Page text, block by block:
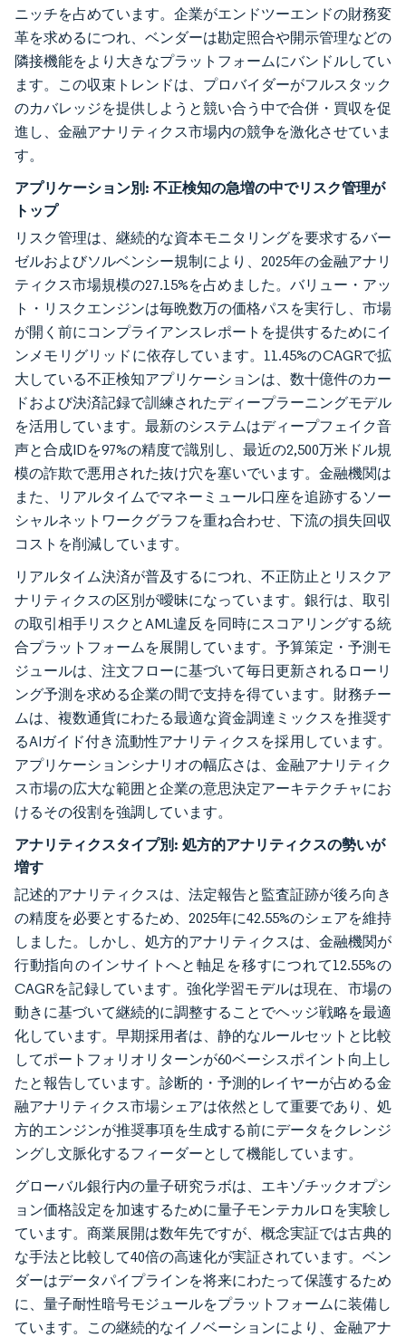
ニッチを占めています。企業がエンドツーエンドの財務変
革を求めるにつれ、ベンダーは勘定照合や開示管理などの
隣接機能をより大きなプラットフォームにバンドルしてい
ます。この収束トレンドは、プロバイダーがフルスタック
のカバレッジを提供しようと競い合う中で合併・買収を促
進し、金融アナリティクス市場内の競争を激化させていま
す。
アプリケーション別: 不正検知の急増の中でリスク管理が
トップ
リスク管理は、継続的な資本モニタリングを要求するバー
ゼルおよびソルベンシー規制により、2025年の金融アナリ
ティクス市場規模の27.15%を占めました。バリュー・アッ
ト・リスクエンジンは毎晩数万の価格パスを実行し、市場
が開く前にコンプライアンスレポートを提供するためにイ
ンメモリグリッドに依存しています。11.45%のCAGRで拡
大している不正検知アプリケーションは、数十億件のカー
ドおよび決済記録で訓練されたディープラーニングモデル
を活用しています。最新のシステムはディープフェイク音
声と合成IDを97%の精度で識別し、最近の2,500万米ドル規
模の詐欺で悪用された抜け穴を塞いでいます。金融機関は
また、リアルタイムでマネーミュール口座を追跡するソー
シャルネットワークグラフを重ね合わせ、下流の損失回収
コストを削減しています。
リアルタイム決済が普及するにつれ、不正防止とリスクア
ナリティクスの区別が曖昧になっています。銀行は、取引
の取引相手リスクとAML違反を同時にスコアリングする統
合プラットフォームを展開しています。予算策定・予測モ
ジュールは、注文フローに基づいて毎日更新されるローリ
ング予測を求める企業の間で支持を得ています。財務チー
ムは、複数通貨にわたる最適な資金調達ミックスを推奨す
るAIガイド付き流動性アナリティクスを採用しています。
アプリケーションシナリオの幅広さは、金融アナリティク
ス市場の広大な範囲と企業の意思決定アーキテクチャにお
けるその役割を強調しています。
アナリティクスタイプ別: 処方的アナリティクスの勢いが
増す
記述的アナリティクスは、法定報告と監査証跡が後ろ向き
の精度を必要とするため、2025年に42.55%のシェアを維持
しました。しかし、処方的アナリティクスは、金融機関が
行動指向のインサイトへと軸足を移すにつれて12.55%の
CAGRを記録しています。強化学習モデルは現在、市場の
動きに基づいて継続的に調整することでヘッジ戦略を最適
化しています。早期採用者は、静的なルールセットと比較
してポートフォリオリターンが60ベーシスポイント向上し
たと報告しています。診断的・予測的レイヤーが占める金
融アナリティクス市場シェアは依然として重要であり、処
方的エンジンが推奨事項を生成する前にデータをクレンジ
ングし文脈化するフィーダーとして機能しています。
グローバル銀行内の量子研究ラボは、エキゾチックオプシ
ョン価格設定を加速するために量子モンテカルロを実験し
ています。商業展開は数年先ですが、概念実証では古典的
な手法と比較して40倍の高速化が実証されています。ベン
ダーはデータパイプラインを将来にわたって保護するため
に、量子耐性暗号モジュールをプラットフォームに装備し
ています。この継続的なイノベーションにより、金融アナ